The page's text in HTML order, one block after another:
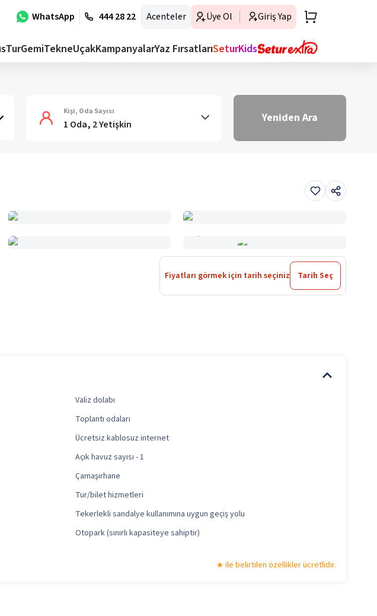
WhatsApp 444 28 22 Acenteler Üye Ol Giriş Yap
TurGemiTekneUçakKampanyalarYaz FırsatlarıSeturKids
Kişi, Oda Sayısı
1 Oda, 2 Yetişkin Yeniden Ara
Fiyatları görmek için tarih seçiniz Tarih Seç
Valiz dolabı
Toplantı odaları
Ücretsiz kablosuz internet
Açık havuz sayısı - 1
Çamaşırhane
Tur/bilet hizmetleri
Tekerlekli sandalye kullanımına uygun geçiş yolu
Otopark (sınırlı kapasiteye sahiptir)
ile belirtilen özellikler ücretlidir.